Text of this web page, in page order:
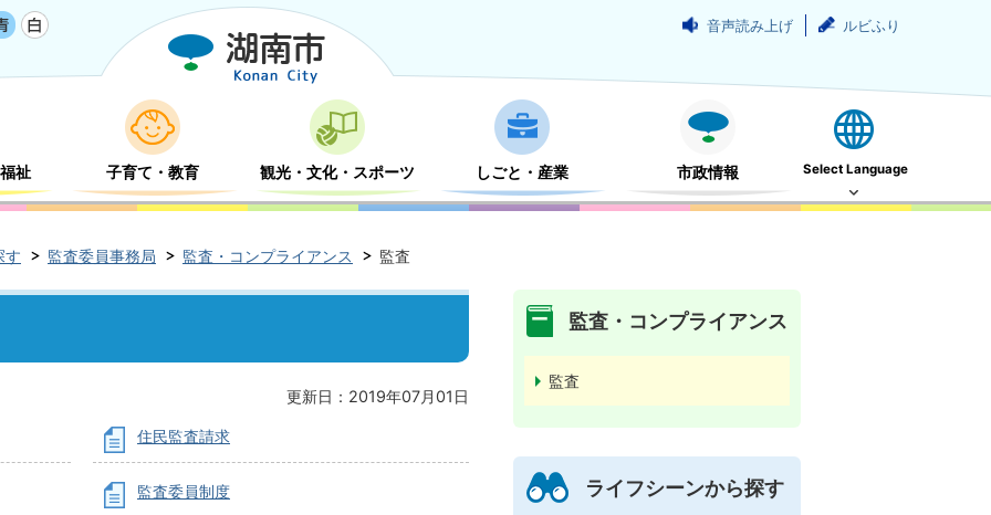
音声読み上げ ルビふり
祉 子育て・教育 観光・文化・スポーツ しごと・産業 市政情報 Select Language
す 監査委員事務局 監査・コンプライアンス 監査
更新日：2019年07月01日
住民監査請求
監査委員制度
監査・コンプライアンス
監査
ライフシーンから探す